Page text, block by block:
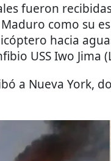
fueron
como su
hacia
USS Iwo Jima
a Nueva York,